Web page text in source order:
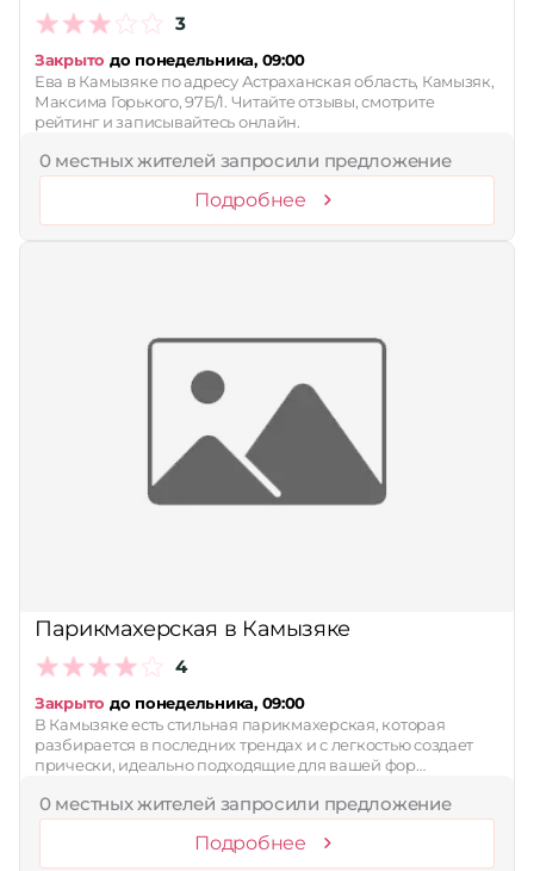
3
Закрыто до понедельника, 09:00
Ева в Камызяке по адресу Астраханская область, Камызяк,
Максима Горького, 97Б/1. Читайте отзывы, смотрите
рейтинг и записывайтесь онлайн.
0 местных жителей запросили предложение
Подробнее
Парикмахерская в Камызяке
4
Закрыто до понедельника, 09:00
В Камызяке есть стильная парикмахерская, которая
разбирается в последних трендах и с легкостью создает
прически, идеально подходящие для вашей фор…
0 местных жителей запросили предложение
Подробнее